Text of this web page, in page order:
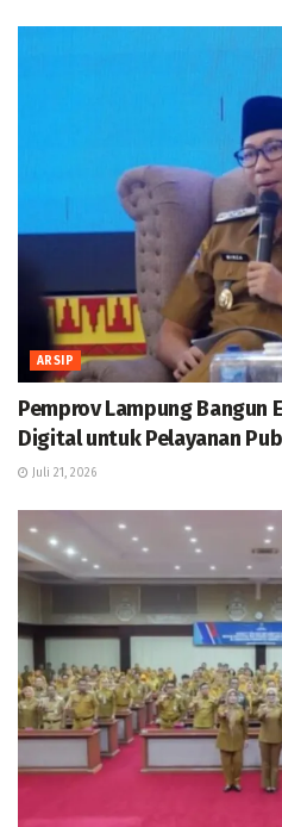
ARSIP
Pemprov Lampung Bangun
Digital untuk Pelayanan
Juli 21, 2026